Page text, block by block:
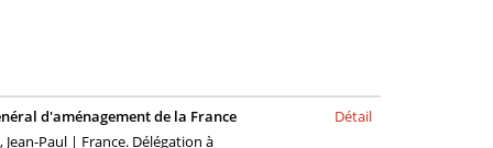
d'aménagement de la France
Jean-Paul | France. Délégation à
Détail